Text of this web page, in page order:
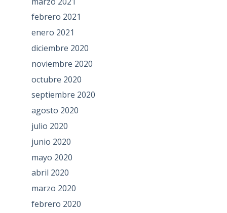
febrero 2021
enero 2021
diciembre 2020
noviembre 2020
octubre 2020
septiembre 2020
agosto 2020
julio 2020
junio 2020
mayo 2020
abril 2020
marzo 2020
febrero 2020